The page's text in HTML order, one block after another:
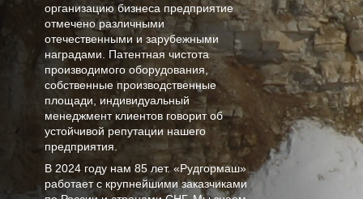
организацию бизнеса предприятие
отмечено различными
отечественными и зарубежными
наградами. Патентная чистота
производимого оборудования,
собственные производственные
площади, индивидуальный
менеджмент клиентов говорит об
устойчивой репутации нашего
предприятия.
В 2024 году нам 85 лет. «Рудгормаш»
работает с крупнейшими заказчиками